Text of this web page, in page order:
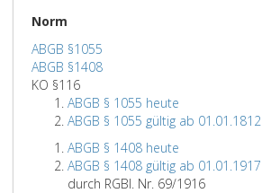
Norm
ABGB §1055
ABGB §1408
KO §116
ABGB § 1055 heute
ABGB § 1055 gültig ab 01.01.1812
ABGB § 1408 heute
ABGB § 1408 gültig ab 01.01.1917
durch RGBl. Nr. 69/1916